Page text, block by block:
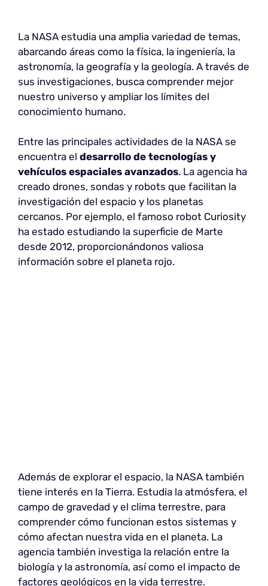
La NASA estudia una amplia variedad de temas,
abarcando áreas como la física, la ingeniería, la
astronomía, la geografía y la geología. A través de
sus investigaciones, busca comprender mejor
nuestro universo y ampliar los límites del
conocimiento humano.
Entre las principales actividades de la NASA se
encuentra el desarrollo de tecnologías y
vehículos espaciales avanzados. La agencia ha
creado drones, sondas y robots que facilitan la
investigación del espacio y los planetas
cercanos. Por ejemplo, el famoso robot Curiosity
ha estado estudiando la superficie de Marte
desde 2012, proporcionándonos valiosa
información sobre el planeta rojo.
Además de explorar el espacio, la NASA también
tiene interés en la Tierra. Estudia la atmósfera, el
campo de gravedad y el clima terrestre, para
comprender cómo funcionan estos sistemas y
cómo afectan nuestra vida en el planeta. La
agencia también investiga la relación entre la
biología y la astronomía, así como el impacto de
factores geológicos en la vida terrestre.